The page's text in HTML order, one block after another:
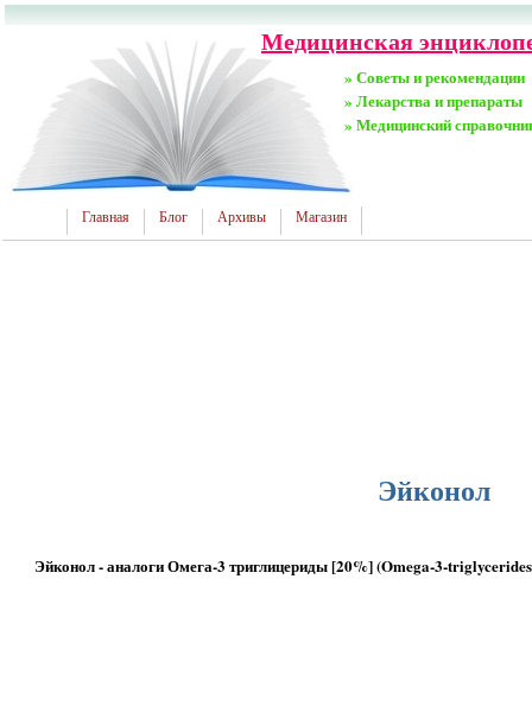
Медицинская
» Советы и рекомендации
» Лекарства и препараты
» Медицинский
Главная Блог Архивы Магазин
Эйконол
Эйконол - аналоги Омега-3 триглицериды [20%] (Omega-3-